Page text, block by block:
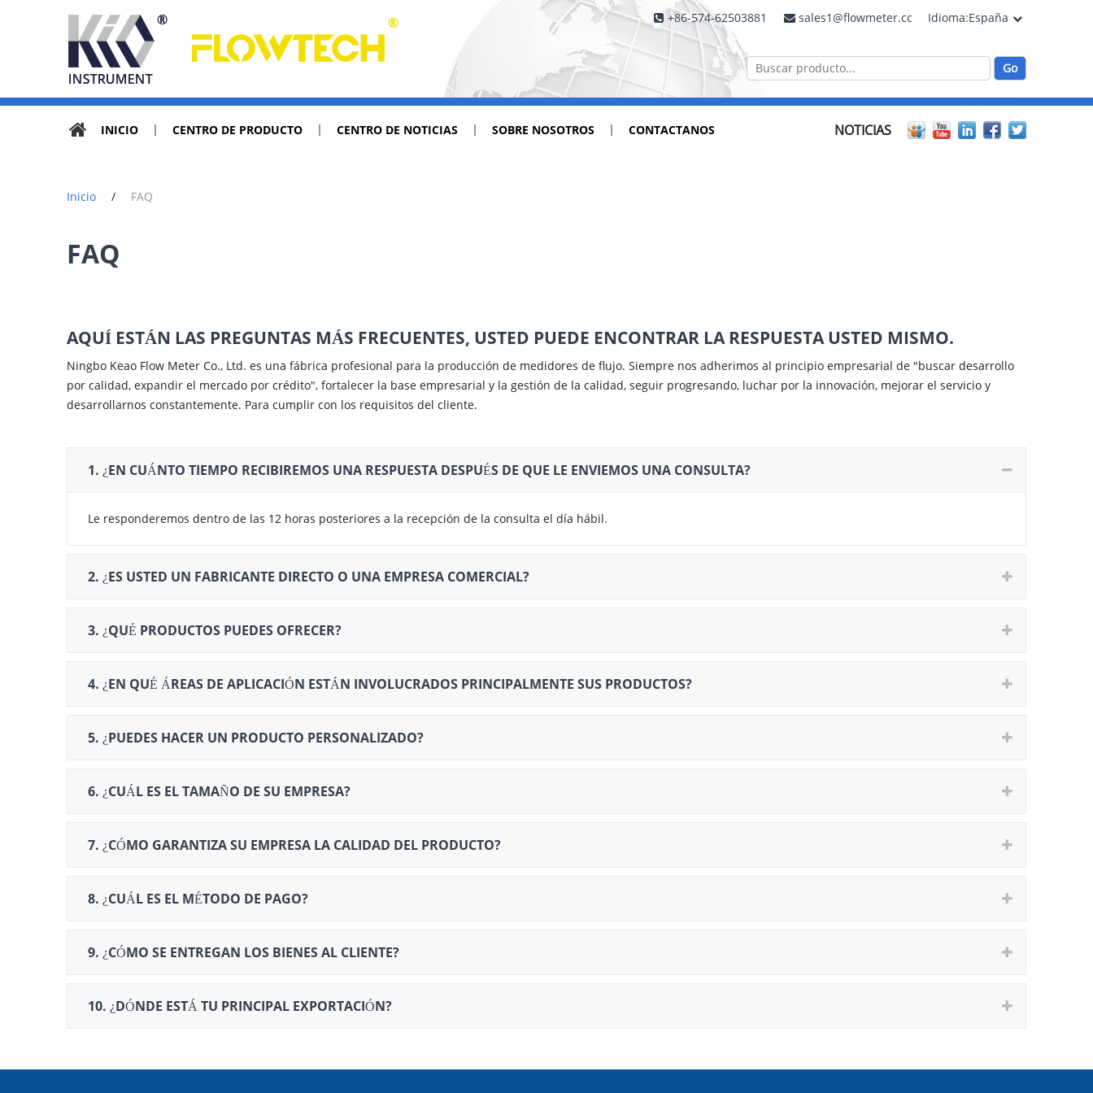
+86-574-62503881 sales1@flowmeter.cc Idioma:España
INICIO CENTRO DE PRODUCTO CENTRO DE NOTICIAS SOBRE NOSOTROS CONTACTANOS NOTICIAS
Inicio / FAQ
FAQ
AQUÍ ESTÁN LAS PREGUNTAS MÁS FRECUENTES, USTED PUEDE ENCONTRAR LA RESPUESTA USTED MISMO.
Ningbo Keao Flow Meter Co., Ltd. es una fábrica profesional para la producción de medidores de flujo. Siempre nos adherimos al principio empresarial de "buscar desarrollo
por calidad, expandir el mercado por crédito", fortalecer la base empresarial y la gestión de la calidad, seguir progresando, luchar por la innovación, mejorar el servicio y
desarrollarnos constantemente. Para cumplir con los requisitos del cliente.
1. ¿EN CUÁNTO TIEMPO RECIBIREMOS UNA RESPUESTA DESPUÉS DE QUE LE ENVIEMOS UNA CONSULTA?
Le responderemos dentro de las 12 horas posteriores a la recepción de la consulta el día hábil.
2. ¿ES USTED UN FABRICANTE DIRECTO O UNA EMPRESA COMERCIAL?
3. ¿QUÉ PRODUCTOS PUEDES OFRECER?
4. ¿EN QUÉ ÁREAS DE APLICACIÓN ESTÁN INVOLUCRADOS PRINCIPALMENTE SUS PRODUCTOS?
5. ¿PUEDES HACER UN PRODUCTO PERSONALIZADO?
6. ¿CUÁL ES EL TAMAÑO DE SU EMPRESA?
7. ¿CÓMO GARANTIZA SU EMPRESA LA CALIDAD DEL PRODUCTO?
8. ¿CUÁL ES EL MÉTODO DE PAGO?
9. ¿CÓMO SE ENTREGAN LOS BIENES AL CLIENTE?
10. ¿DÓNDE ESTÁ TU PRINCIPAL EXPORTACIÓN?